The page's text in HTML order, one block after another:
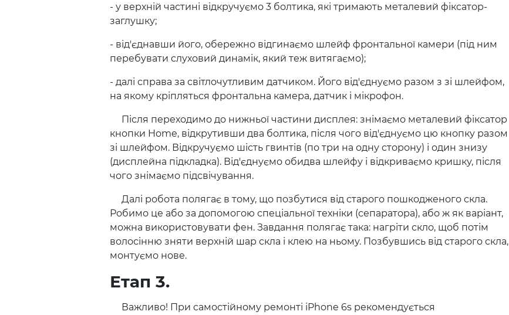
- у верхній частині відкручуємо 3 болтика, які тримають металевий фіксатор-
заглушку;
- від'єднавши його, обережно відгинаємо шлейф фронтальної камери (під ним
перебувати слуховий динамік, який теж витягаємо);
- далі справа за світлочутливим датчиком. Його від'єднуємо разом з зі шлейфом,
на якому кріпляться фронтальна камера, датчик і мікрофон.
Після переходимо до нижньої частини дисплея: знімаємо металевий фіксатор
кнопки Home, відкрутивши два болтика, після чого від'єднуємо цю кнопку разом
зі шлейфом. Відкручуємо шість гвинтів (по три на одну сторону) і один знизу
(дисплейна підкладка). Від'єднуємо обидва шлейфу і відкриваємо кришку, після
чого знімаємо підсвічування.
Далі робота полягає в тому, що позбутися від старого пошкодженого скла.
Робимо це або за допомогою спеціальної техніки (сепаратора), або ж як варіант,
можна використовувати фен. Завдання полягає така: нагріти скло, щоб потім
волосінню зняти верхній шар скла і клею на ньому. Позбувшись від старого скла,
монтуємо нове.
Етап 3.
Важливо! При самостійному ремонті iPhone 6s рекомендується